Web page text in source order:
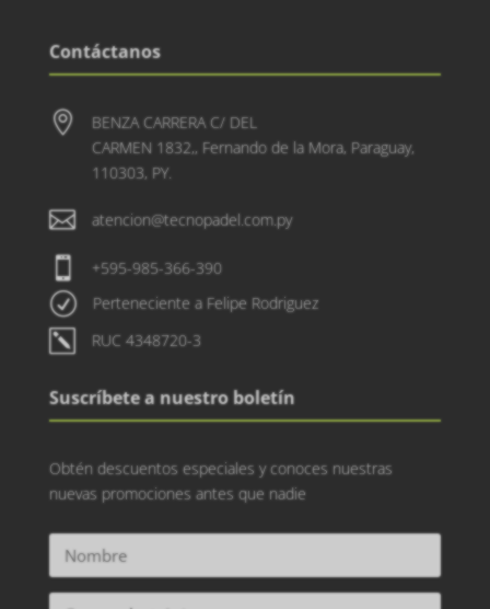
Contáctanos

BENZA CARRERA C/ DEL
CARMEN 1832,, Fernando de la Mora, Paraguay,
110303, PY.
 atencion@tecnopadel.com.py
 +595-985-366-390
R Perteneciente a Felipe Rodriguez
k RUC 4348720-3
Suscríbete a nuestro boletín
Obtén descuentos especiales y conoces nuestras
nuevas promociones antes que nadie